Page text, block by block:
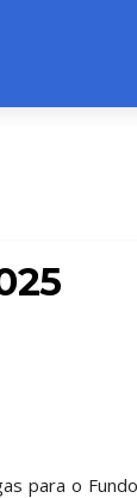
para o Fundo